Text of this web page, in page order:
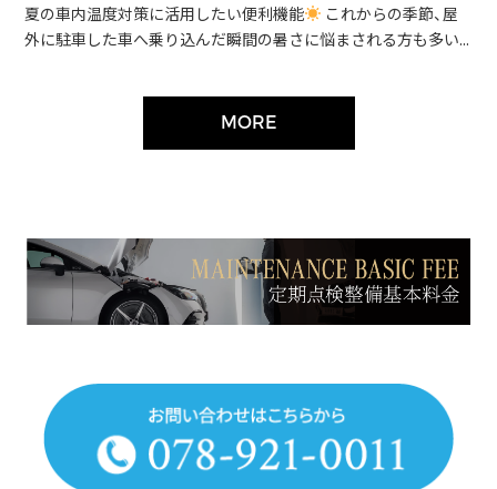
夏の車内温度対策に活用したい便利機能
これからの季節、屋
外に駐車した車へ乗り込んだ瞬間の暑さに悩まされる方も多い...
MORE